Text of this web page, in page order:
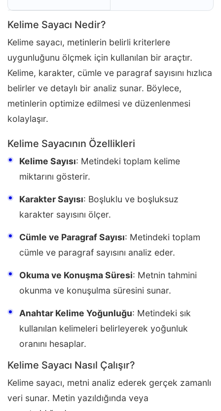
Kelime Sayacı Nedir?
Kelime sayacı, metinlerin belirli kriterlere
uygunluğunu ölçmek için kullanılan bir araçtır.
Kelime, karakter, cümle ve paragraf sayısını hızlıca
belirler ve detaylı bir analiz sunar. Böylece,
metinlerin optimize edilmesi ve düzenlenmesi
kolaylaşır.
Kelime Sayacının Özellikleri
Kelime Sayısı: Metindeki toplam kelime
miktarını gösterir.
Karakter Sayısı: Boşluklu ve boşluksuz
karakter sayısını ölçer.
Cümle ve Paragraf Sayısı: Metindeki toplam
cümle ve paragraf sayısını analiz eder.
Okuma ve Konuşma Süresi: Metnin tahmini
okunma ve konuşulma süresini sunar.
Anahtar Kelime Yoğunluğu: Metindeki sık
kullanılan kelimeleri belirleyerek yoğunluk
oranını hesaplar.
Kelime Sayacı Nasıl Çalışır?
Kelime sayacı, metni analiz ederek gerçek zamanlı
veri sunar. Metin yazıldığında veya